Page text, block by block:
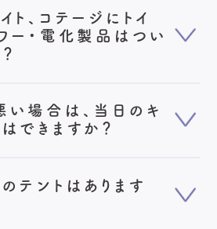
ト、コテージにトイ
ー・電化製品はつい
い場合は、当日のキ
できますか？
テントはあります